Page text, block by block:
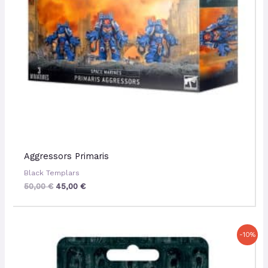
Aggressors Primaris
Black Templars
50,00€ 45,00 €
-10%
prix
initial
était :
prix
actuel
est :